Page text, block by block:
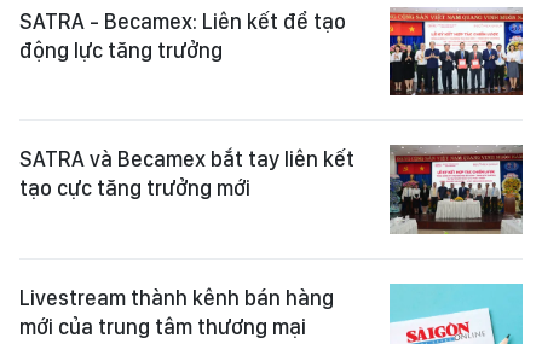
SATRA - Becamex: Liên kết để tạo
động lực tăng trưởng
SATRA và Becamex bắt tay liên kết
tạo cực tăng trưởng mới
Livestream thành kênh bán hàng
mới của trung tâm thương mại